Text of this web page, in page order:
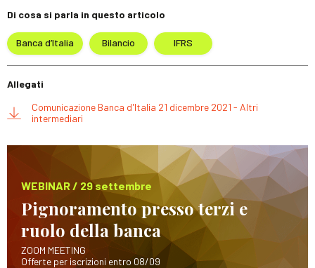
Di cosa si parla in questo articolo
Banca d’Italia Bilancio IFRS
Allegati
Comunicazione Banca d'Italia 21 dicembre 2021 - Altri
intermediari
WEBINAR / 29 settembre
Pignoramento presso terzi e
ruolo della banca
ZOOM MEETING
Offerte per iscrizioni entro 08/09